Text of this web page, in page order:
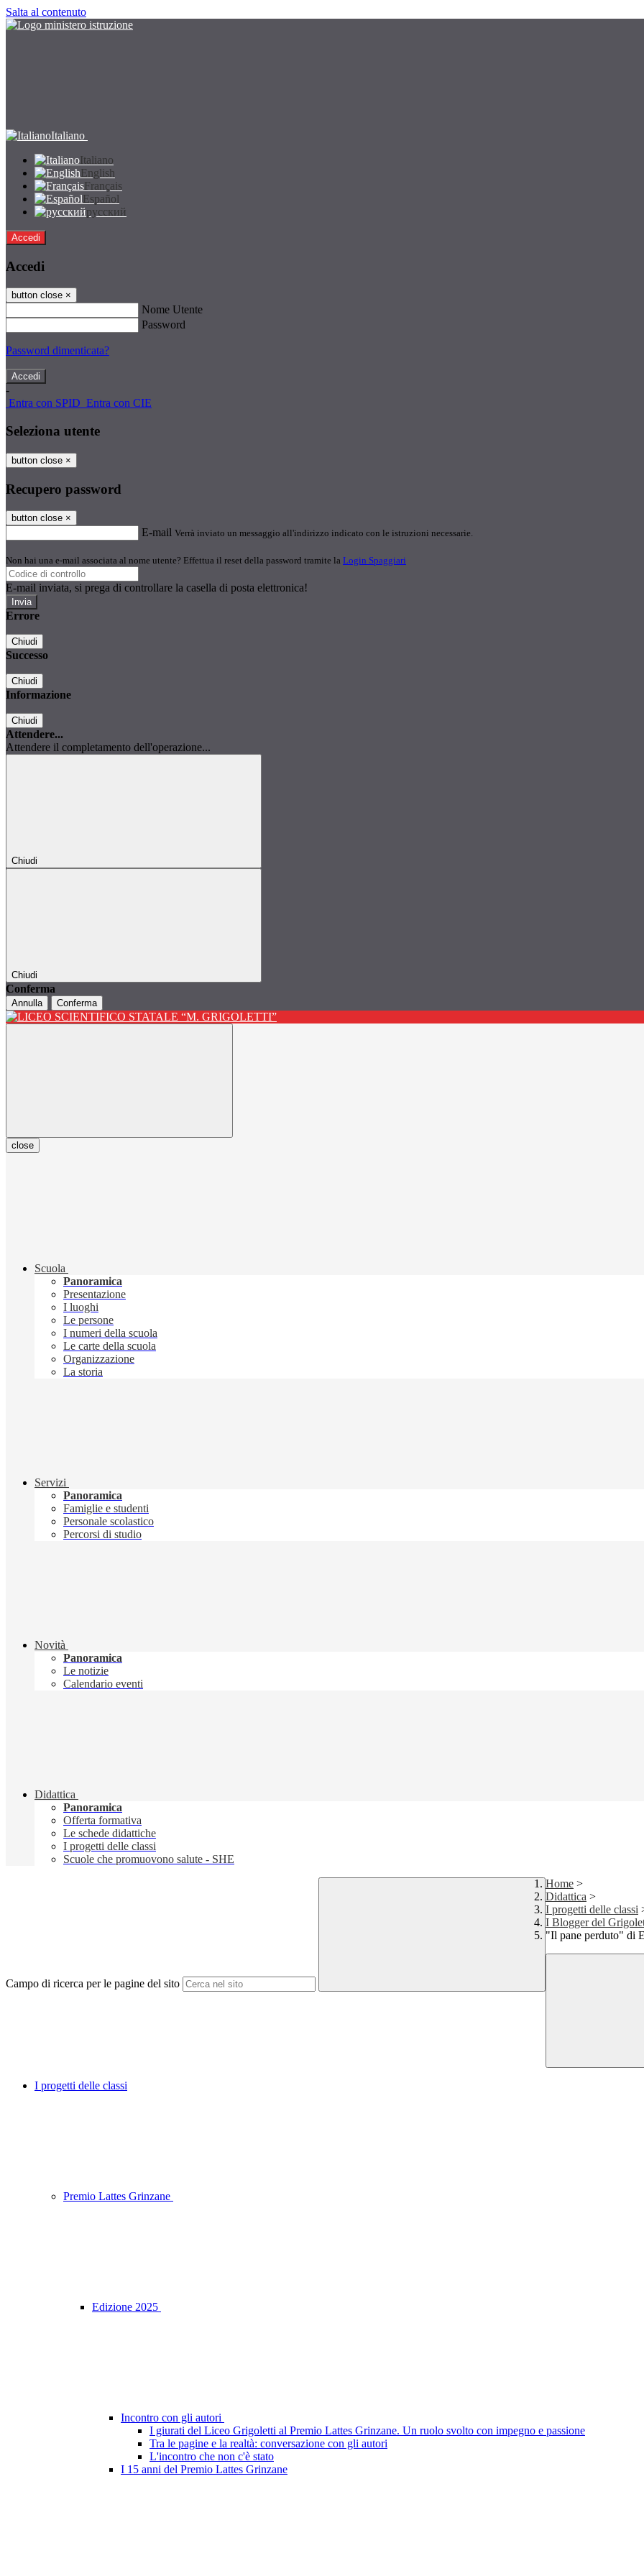
Salta al contenuto
Italiano
Italiano
English
Français
Español
русский
Accedi
Accedi
button close ×
Nome Utente
Password
Password dimenticata?
-
Entra con SPID Entra con CIE
Seleziona utente
button close ×
Recupero password
button close ×
E-mail Verrà inviato un messaggio all'indirizzo indicato con le istruzioni necessarie.
Non hai una e-mail associata al nome utente? Effettua il reset della password tramite la Login Spaggiari
E-mail inviata, si prega di controllare la casella di posta elettronica!
Errore
Chiudi
Successo
Chiudi
Informazione
Chiudi
Attendere...
Attendere il completamento dell'operazione...
Chiudi
Chiudi
Conferma
Annulla Conferma
close
Scuola
Panoramica
Presentazione
I luoghi
Le persone
I numeri della scuola
Le carte della scuola
Organizzazione
La storia
Servizi
Panoramica
Famiglie e studenti
Personale scolastico
Percorsi di studio
Novità
Panoramica
Le notizie
Calendario eventi
Didattica
Panoramica
Offerta formativa
Le schede didattiche
I progetti delle classi
Scuole che promuovono salute - SHE
Campo di ricerca per le pagine del sito
Home >
Didattica >
I progetti delle classi
I Blogger del
"Il pane perduto" di
I progetti delle classi
Premio Lattes Grinzane
Edizione 2025
Incontro con gli autori
I giurati del Liceo Grigoletti al Premio Lattes Grinzane. Un ruolo svolto con impegno e passione
Tra le pagine e la realtà: conversazione con gli autori
L'incontro che non c'è stato
I 15 anni del Premio Lattes Grinzane